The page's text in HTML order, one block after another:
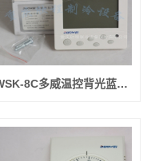
WSK-8C多威温控背光蓝屏两管制异步阀停风机不停-特殊功能